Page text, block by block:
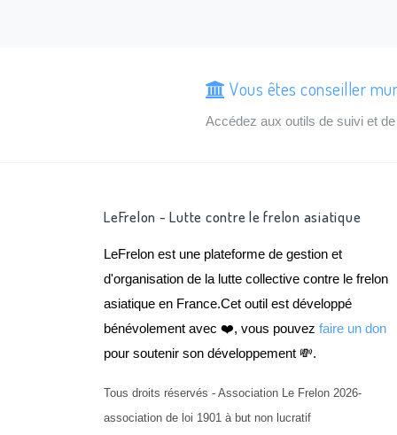
Vous êtes conseiller
Accédez aux outils de suivi et
LeFrelon - Lutte contre le frelon asiatique
LeFrelon est une plateforme de gestion et
d'organisation de la lutte collective contre le frelon
asiatique en France.Cet outil est développé
bénévolement avec ❤️, vous pouvez faire un don
pour soutenir son développement 💸.
Tous droits réservés - Association Le Frelon 2026-
association de loi 1901 à but non lucratif